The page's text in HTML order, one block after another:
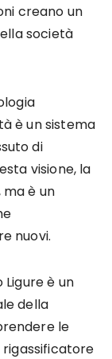
creano un
società
è un sistema
di
visione, la
è un
nuovi.
è un
della
le
rigassificatore